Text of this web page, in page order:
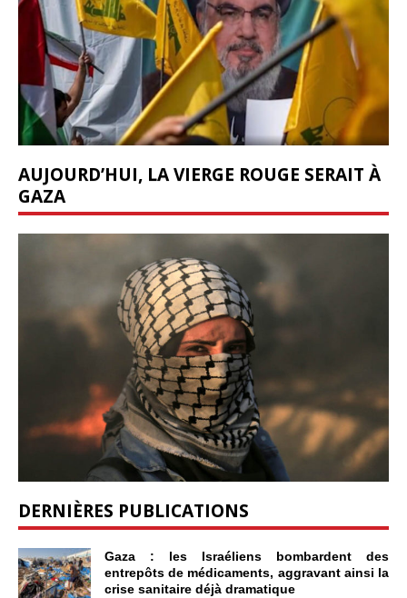
AUJOURD’HUI, LA VIERGE ROUGE SERAIT À
GAZA
DERNIÈRES PUBLICATIONS
Gaza : les Israéliens bombardent des
entrepôts de médicaments, aggravant ainsi la
crise sanitaire déjà dramatique